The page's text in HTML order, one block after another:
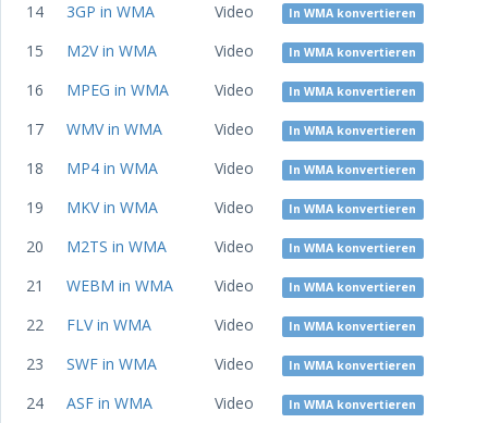
14 3GP in WMA Video In WMA konvertieren
15 M2V in WMA Video In WMA konvertieren
16 MPEG in WMA Video In WMA konvertieren
17 WMV in WMA Video In WMA konvertieren
18 MP4 in WMA Video In WMA konvertieren
19 MKV in WMA Video In WMA konvertieren
20 M2TS in WMA Video In WMA konvertieren
21 WEBM in WMA Video In WMA konvertieren
22 FLV in WMA Video In WMA konvertieren
23 SWF in WMA Video In WMA konvertieren
24 ASF in WMA Video In WMA konvertieren